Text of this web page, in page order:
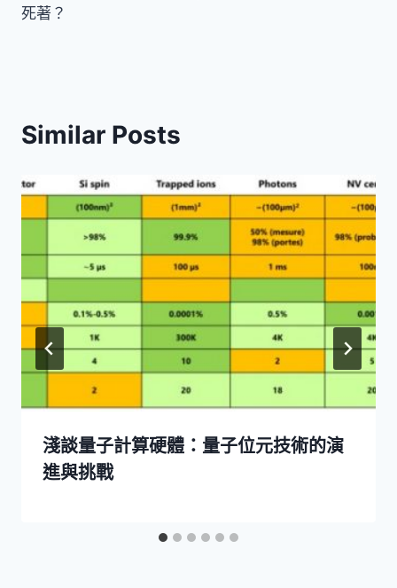
死著？
Similar Posts
淺談量子計算硬體：量子位元技術的演
進與挑戰